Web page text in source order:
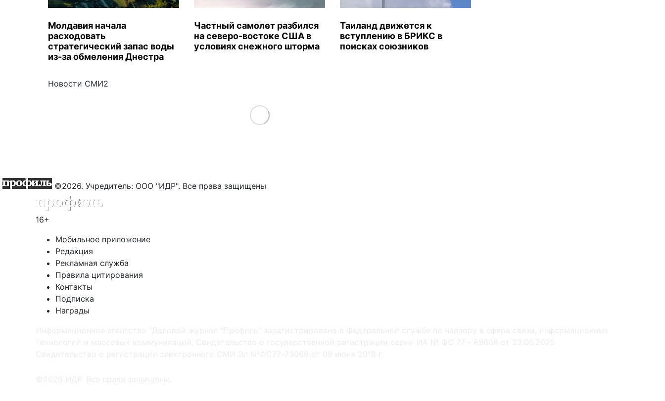
Молдавия начала
расходовать
стратегический запас воды
из-за обмеления Днестра
Частный самолет разбился
на северо-востоке США в
условиях снежного шторма
Таиланд движется к
вступлению в БРИКС в
поисках союзников
Новости СМИ2
Load More
©2026. Учредитель: ООО "ИДР". Все права защищены
16+
Мобильное приложение
Редакция
Рекламная служба
Правила цитирования
Контакты
Подписка
Награды